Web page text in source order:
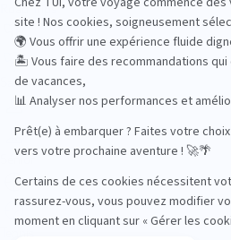
Road Trips
Safari
Sénior